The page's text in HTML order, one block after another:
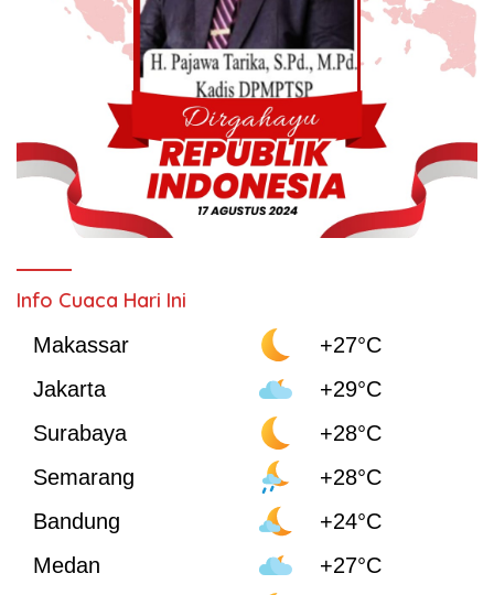
Info Cuaca Hari Ini
Makassar
+27°C
Jakarta
+29°C
Surabaya
+28°C
Semarang
+28°C
Bandung
+24°C
Medan
+27°C